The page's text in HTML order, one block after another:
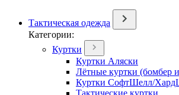
Тактическая одежда
Категории:
Куртки
Куртки Аляски
Лётные куртки (бомбер
Куртки СофтШелл/
Тактические куртки